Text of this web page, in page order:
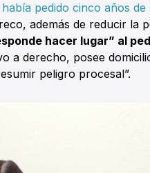
pedido cinco años
además de reducir la
hacer lugar” al
a derecho, posee
peligro procesal”.